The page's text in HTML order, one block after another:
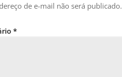
de e-mail não será publicado.
*